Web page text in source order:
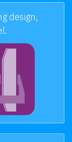
design,